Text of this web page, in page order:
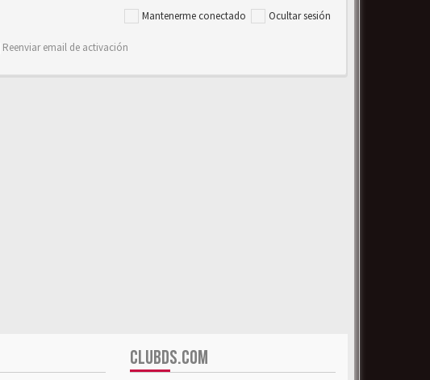
Mantenerme conectado Ocultar sesión
Reenviar email de activación
CLUBDS.COM